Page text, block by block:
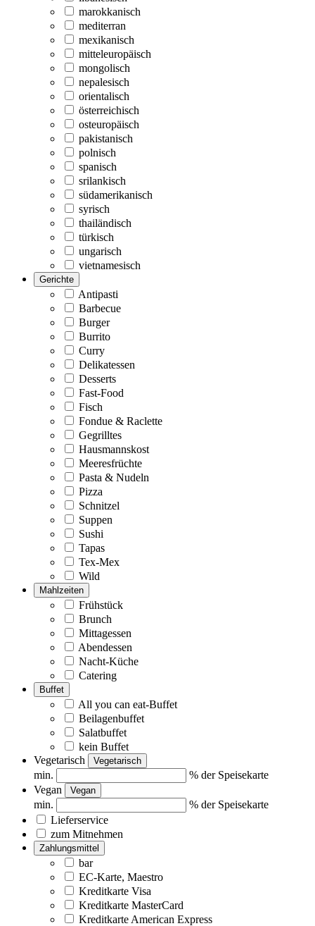
marokkanisch
mediterran
mexikanisch
mitteleuropäisch
mongolisch
nepalesisch
orientalisch
österreichisch
osteuropäisch
pakistanisch
polnisch
spanisch
srilankisch
südamerikanisch
syrisch
thailändisch
türkisch
ungarisch
vietnamesisch
Gerichte
Antipasti
Barbecue
Burger
Burrito
Curry
Delikatessen
Desserts
Fast-Food
Fisch
Fondue & Raclette
Gegrilltes
Hausmannskost
Meeresfrüchte
Pasta & Nudeln
Pizza
Schnitzel
Suppen
Sushi
Tapas
Tex-Mex
Wild
Mahlzeiten
Frühstück
Brunch
Mittagessen
Abendessen
Nacht-Küche
Catering
Buffet
All you can eat-Buffet
Beilagenbuffet
Salatbuffet
kein Buffet
Vegetarisch
Vegetarisch
min.
% der Speisekarte
Vegan
Vegan
min.
% der Speisekarte
Lieferservice
zum Mitnehmen
Zahlungsmittel
bar
EC-Karte, Maestro
Kreditkarte Visa
Kreditkarte MasterCard
Kreditkarte American Express